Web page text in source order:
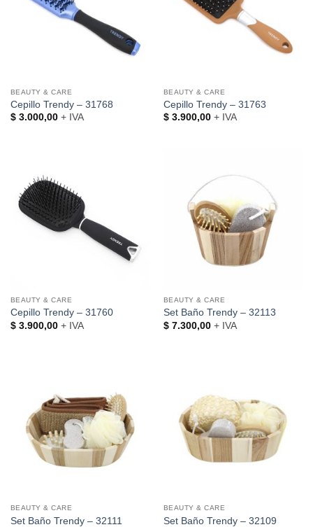
BEAUTY & CARE
Cepillo Trendy – 31768
$3.000,00+ IVA
BEAUTY & CARE
Cepillo Trendy – 31763
$3.900,00+ IVA
BEAUTY & CARE
Cepillo Trendy – 31760
$3.900,00+ IVA
BEAUTY & CARE
Set Baño Trendy – 32113
$7.300,00+ IVA
BEAUTY & CARE
Set Baño Trendy – 32111
BEAUTY & CARE
Set Baño Trendy – 32109